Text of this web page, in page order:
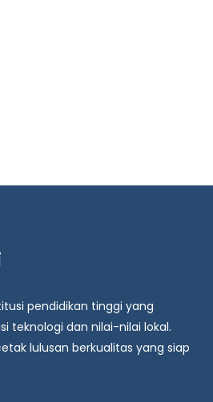
pendidikan tinggi yang
teknologi dan nilai-nilai lokal.
lulusan berkualitas yang siap